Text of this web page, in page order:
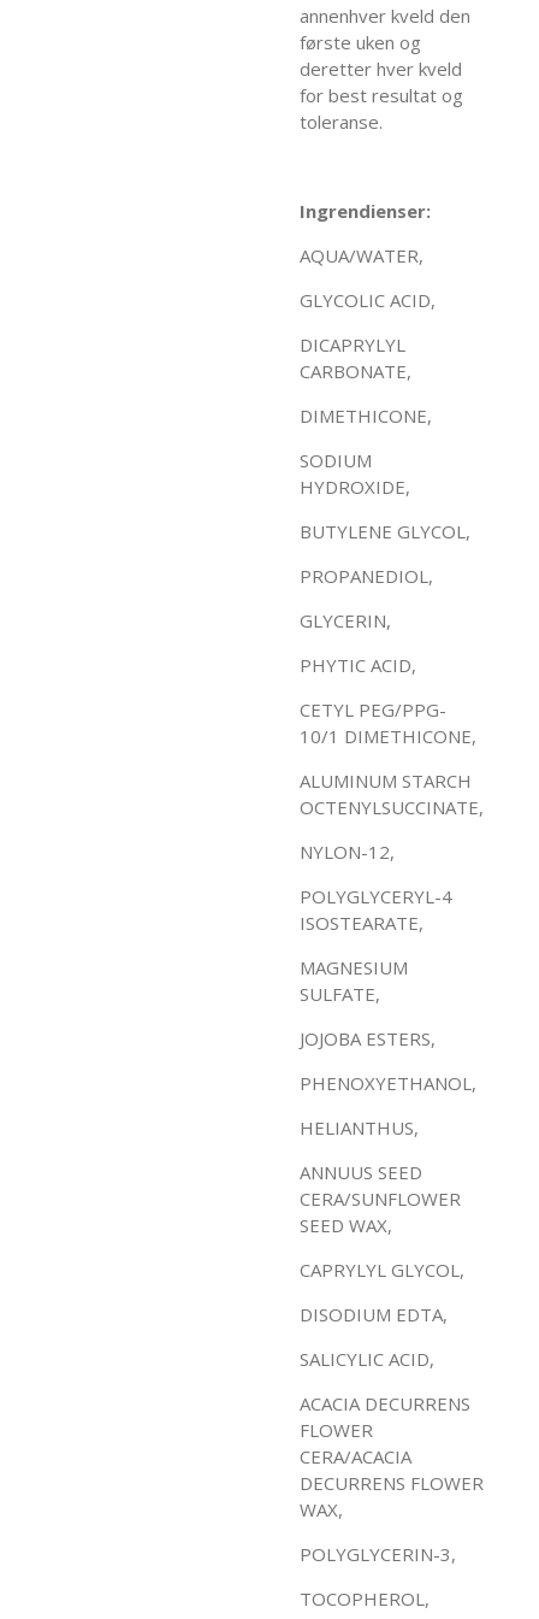
annenhver kveld den
første uken og
deretter hver kveld
for best resultat og
toleranse.
Ingrendienser:
AQUA/WATER,
GLYCOLIC ACID,
DICAPRYLYL
CARBONATE,
DIMETHICONE,
SODIUM
HYDROXIDE,
BUTYLENE GLYCOL,
PROPANEDIOL,
GLYCERIN,
PHYTIC ACID,
CETYL PEG/PPG-
10/1 DIMETHICONE,
ALUMINUM STARCH
OCTENYLSUCCINATE,
NYLON-12,
POLYGLYCERYL-4
ISOSTEARATE,
MAGNESIUM
SULFATE,
JOJOBA ESTERS,
PHENOXYETHANOL,
HELIANTHUS,
ANNUUS SEED
CERA/SUNFLOWER
SEED WAX,
CAPRYLYL GLYCOL,
DISODIUM EDTA,
SALICYLIC ACID,
ACACIA DECURRENS
FLOWER
CERA/ACACIA
DECURRENS FLOWER
WAX,
POLYGLYCERIN-3,
TOCOPHEROL,